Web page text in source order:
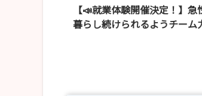
【📣就業体験開催決定！】
暮らし続けられるようチー